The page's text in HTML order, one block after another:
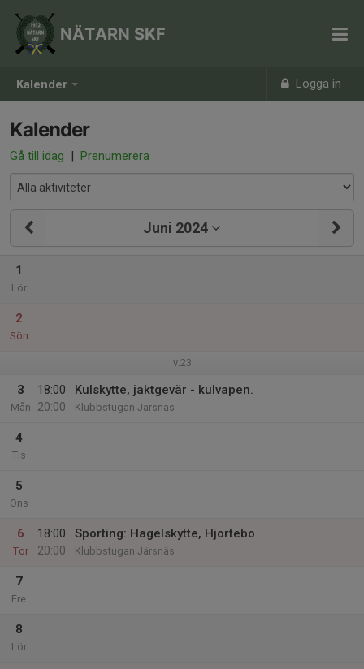
Kalender Logga in
NÄTARN SKF
Kalender
Gå till idag | Prenumerera
Juni 2024
1
Lör
2
Sön
v.23
3
Mån
18:00
20:00
Kulskytte, jaktgevär - kulvapen.
Klubbstugan Järsnäs
4
Tis
5
Ons
6
Tor
18:00
20:00
Sporting: Hagelskytte, Hjortebo
Klubbstugan Järsnäs
7
Fre
8
Lör